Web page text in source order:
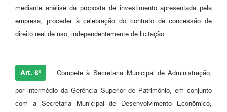
mediante análise da proposta de investimento apresentada pela
empresa, proceder à celebração do contrato de concessão de
direito real de uso, independentemente de licitação.
Art. 6º Compete à Secretaria Municipal de Administração,
por intermédio da Gerência Superior de Patrimônio, em conjunto
com a Secretaria Municipal de Desenvolvimento Econômico,